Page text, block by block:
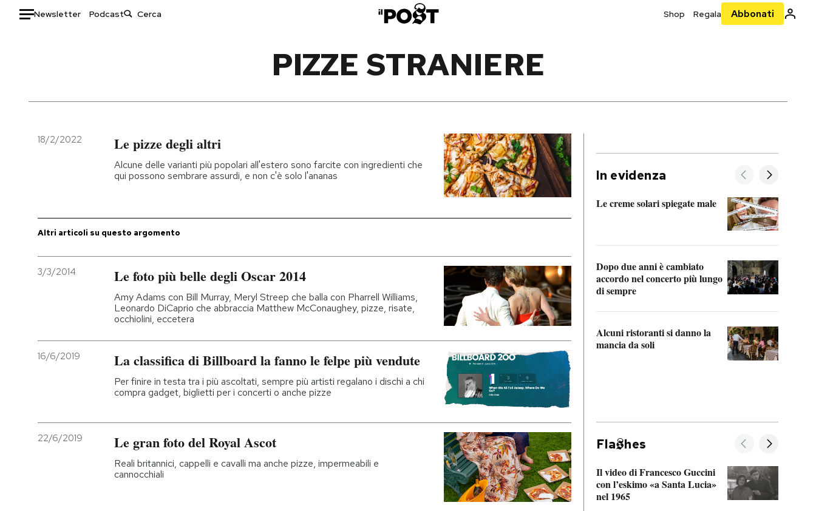
Newsletter Podcast Shop Regala Abbonati
Italia
Politica
Moda
Storie/Idee
Ok Boomer!
PIZZE STRANIERE
18/2/2022 Le pizze degli altri
Alcune delle varianti più popolari all'estero sono farcite con ingredienti che
qui possono sembrare assurdi, e non c'è solo l'ananas
Altri articoli su questo argomento
3/3/2014 Le foto più belle degli Oscar 2014
Amy Adams con Bill Murray, Meryl Streep che balla con Pharrell Williams,
Leonardo DiCaprio che abbraccia Matthew McConaughey, pizze, risate,
occhiolini, eccetera
16/6/2019 La classifica di Billboard la fanno le felpe più vendute
Per finire in testa tra i più ascoltati, sempre più artisti regalano i dischi a chi
compra gadget, biglietti per i concerti o anche pizze
22/6/2019 Le gran foto del Royal Ascot
Reali britannici, cappelli e cavalli ma anche pizze, impermeabili e
cannocchiali
In evidenza
Le creme solari spiegate male
Dopo due anni è cambiato
accordo nel concerto più lungo
di sempre
Alcuni ristoranti si danno la
mancia da soli
Fla hes
Il video di Francesco Guccini
con l’eskimo «a Santa Lucia»
nel 1965